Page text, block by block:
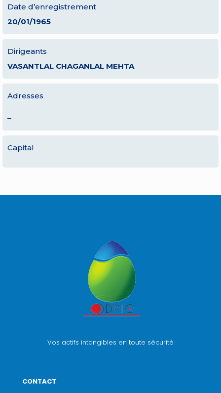
Date d’enregistrement
20/01/1965
Dirigeants
VASANTLAL CHAGANLAL MEHTA
Adresses
–
Capital
Vos actifs intangibles en toute sécurité
CONTACT